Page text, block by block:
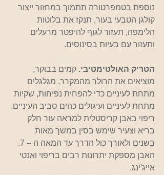
נוספת בטמפרטורה תתמוך במחזור ייצור
קולגן הטבעי בעור, תנקז את בלוטות
הלימפה, תעזור לגוף להיפטר מרעלים
ותעזור עם בעיות בסינוסים.
הטריק האולטימטיבי. קמים בבוקר,
מוציאים את הרולר מהמקרר, מגלגלים
מתחת לעיניים כדי להפחית נפיחות, שקיות
מתחת לעיניים ועיגולים כהים סביב העיניים.
ריפוי באבן קריסטלית למראה עור חלק
בריא וצעיר שימש בסין במשך מאות
בשנים ולאורך כול הדרך עד המאה ה – 7.
האבן מספקת יתרונות רבים בריפוי ואנטי
אייג'ינג.